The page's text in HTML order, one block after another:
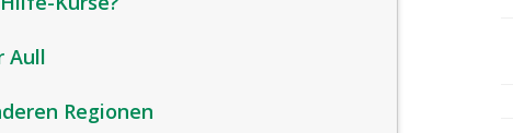
Aull
Regionen